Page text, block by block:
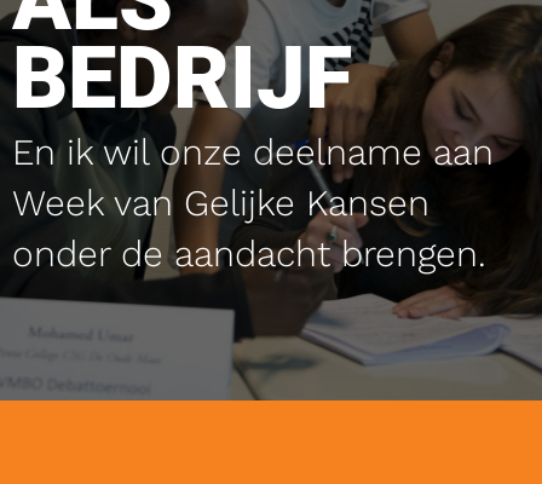
BEDRIJF
En ik wil onze deelname aan
Week van Gelijke Kansen
onder de aandacht brengen.